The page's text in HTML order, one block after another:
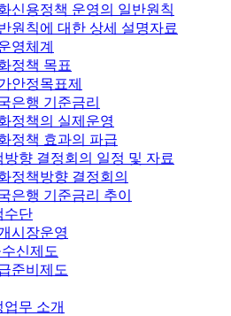
신용정책 운영의 일반원칙
원칙에 대한 상세 설명자료
영체계
정책 목표
안정목표제
은행 기준금리
정책의 실제운영
정책 효과의 파급
방향 결정회의 일정 및 자료
정책방향 결정회의
은행 기준금리 추이
수단
시장운영
수신제도
준비제도
무 소개